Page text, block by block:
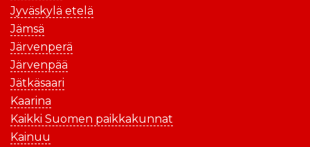
Jyväskylä etelä
Jämsä
Järvenperä
Järvenpää
Jätkäsaari
Kaarina
Kaikki Suomen paikkakunnat
Kainuu